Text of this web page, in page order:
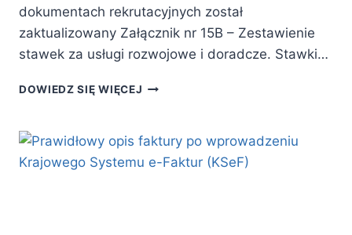
dokumentach rekrutacyjnych został
zaktualizowany Załącznik nr 15B – Zestawienie
stawek za usługi rozwojowe i doradcze. Stawki…
DOWIEDZ SIĘ WIĘCEJ AKTUALIZACJA
USŁUGI
ROZWOJOWE